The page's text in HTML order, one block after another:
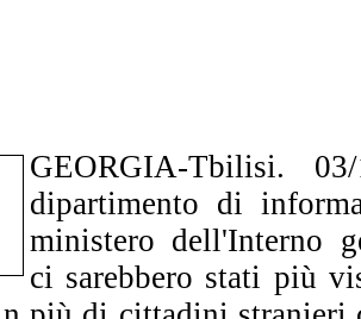
GEORGIA-Tbilisi.
dipartimento di
ministero dell'Interno
ci sarebbero stati più